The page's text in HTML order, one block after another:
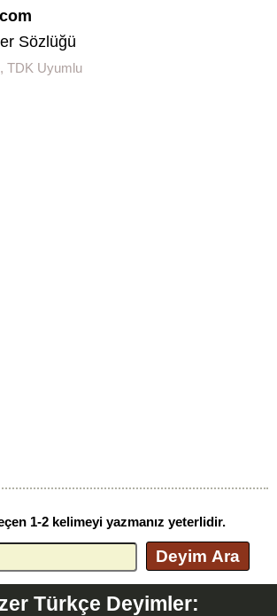
Sözlüğü
TDK Uyumlu
1-2 kelimeyi yazmanız yeterlidir.
Deyim Ara
Türkçe Deyimler: